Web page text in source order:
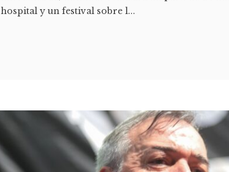
hospital y un festival sobre l...